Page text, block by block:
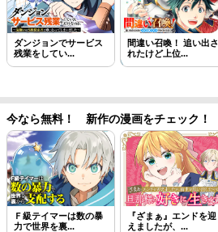
ダンジョンでサービス
残業をしてい...
間違い召喚！ 追い出さ
れたけど上位...
今なら無料！ 新作の漫画をチェック！
Ｆ級テイマーは数の暴
力で世界を裏...
『ざまぁ』エンドを迎
えましたが、...